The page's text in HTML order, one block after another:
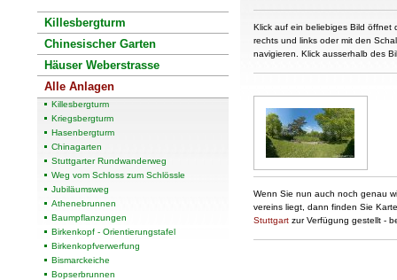
Killesbergturm
Chinesischer Garten
Häuser Weberstrasse
Alle Anlagen
Killesbergturm
Kriegsbergturm
Hasenbergturm
Chinagarten
Stuttgarter Rundwanderweg
Weg vom Schloss zum Schlössle
Jubiläumsweg
Athenebrunnen
Baumpflanzungen
Birkenkopf - Orientierungstafel
Birkenkopfverwerfung
Bismarckeiche
Bopserbrunnen
Klick auf ein beliebiges Bild öffnet
rechts und links oder mit den
navigieren. Klick ausserhalb des
Wenn Sie nun auch noch genau
vereins liegt, dann finden Sie
Stuttgartzur Verfügung gestellt -